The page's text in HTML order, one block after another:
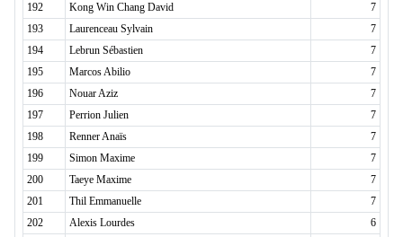
192
Kong Win Chang David
7
193
Laurenceau Sylvain
7
194
Lebrun Sébastien
7
195
Marcos Abilio
7
196
Nouar Aziz
7
197
Perrion Julien
7
198
Renner Anaïs
7
199
Simon Maxime
7
200
Taeye Maxime
7
201
Thil Emmanuelle
7
202
Alexis Lourdes
6